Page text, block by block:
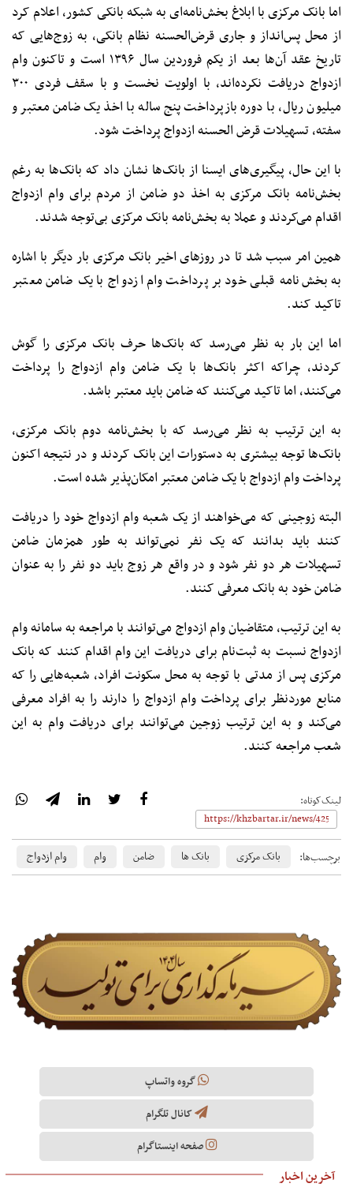
اما بانک مرکزی با ابلاغ بخش‌نامه‌ای به شبکه بانکی کشور، اعلام کرد
از محل پس‌انداز و جاری قرض‌الحسنه نظام بانکی، به زوج‌هایی که
تاریخ عقد آن‌ها بعد از یکم فروردین سال ۱۳۹۶ است و تاکنون وام
ازدواج دریافت نکرده‌اند، با اولویت نخست و با سقف فردی ۳۰۰
میلیون ریال، با دوره بازپرداخت پنج ساله با اخذ یک ضامن معتبر و
سفته، تسهیلات قرض الحسنه ازدواج پرداخت شود.
با این حال، پیگیری‌های ایسنا از بانک‌ها نشان داد که بانک‌ها به رغم
بخش‌نامه بانک مرکزی به اخذ دو ضامن از مردم برای وام ازدواج
اقدام می‌کردند و عملا به بخش‌نامه بانک مرکزی بی‌توجه شدند.
همین امر سبب شد تا در روزهای اخیر بانک مرکزی بار دیگر با اشاره
به بخش‌نامه قبلی خود بر پرداخت وام ازدواج با یک ضامن معتبر
تاکید کند.
اما این بار به نظر می‌رسد که بانک‌ها حرف بانک مرکزی را گوش
کردند، چراکه اکثر بانک‌ها با یک ضامن وام ازدواج را پرداخت
می‌کنند، اما تاکید می‌کنند که ضامن باید معتبر باشد.
به این ترتیب به نظر می‌رسد که با بخش‌نامه دوم بانک مرکزی،
بانک‌ها توجه بیشتری به دستورات این بانک کردند و در نتیجه اکنون
پرداخت وام ازدواج با یک ضامن معتبر امکان‌پذیر شده است.
البته زوجینی که می‌خواهند از یک شعبه وام ازدواج خود را دریافت
کنند باید بدانند که یک نفر نمی‌تواند به طور همزمان ضامن
تسهیلات هر دو نفر شود و در واقع هر زوج باید دو نفر را به عنوان
ضامن خود به بانک معرفی کنند.
به این ترتیب، متقاضیان وام ازدواج می‌توانند با مراجعه به سامانه وام
ازدواج نسبت به ثبت‌نام برای دریافت این وام اقدام کنند که بانک
مرکزی پس از مدتی با توجه به محل سکونت افراد، شعبه‌هایی را که
منابع موردنظر برای پرداخت وام ازدواج را دارند را به افراد معرفی
می‌کند و به این ترتیب زوجین می‌توانند برای دریافت وام به این
شعب مراجعه کنند.
لینک‌کوتاه:
برچسب‌ها: بانک مرکزی بانک ها ضامن وام وام ازدواج
گروه واتساپ
کانال تلگرام
صفحه اینستاگرام
آخرین اخبار